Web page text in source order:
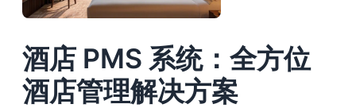
酒店 PMS 系统：全方位
酒店管理解决方案